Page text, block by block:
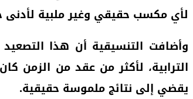
لأي مكسب حقيقي وغير ملبية لأدنى
وأضافت التنسيقية أن هذا
يقضي إلى نتائج ملموسة حقيقية.